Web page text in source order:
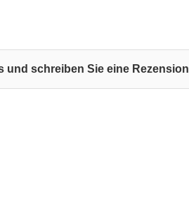
und schreiben Sie eine Rezension